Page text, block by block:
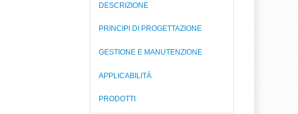
DESCRIZIONE
PRINCIPI DI PROGETTAZIONE
GESTIONE E MANUTENZIONE
APPLICABILITÀ
PRODOTTI